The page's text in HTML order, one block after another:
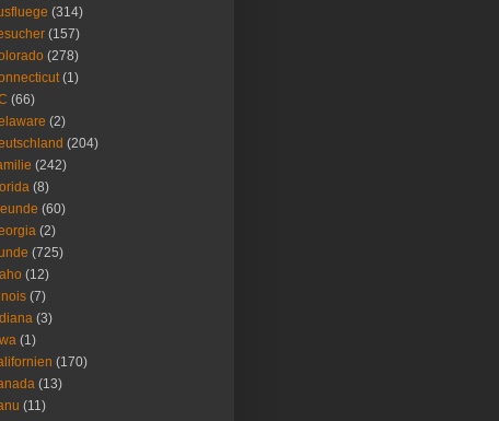
(314)
(157)
(278)
(1)
(66)
(2)
(204)
(242)
(8)
(60)
(2)
(725)
(12)
(7)
(3)
(1)
(170)
(13)
(11)